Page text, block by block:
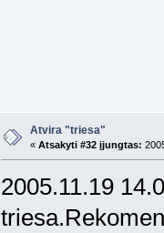
Atvira "triesa"
« Atsakyti #32 įjungtas:
2005.11.19